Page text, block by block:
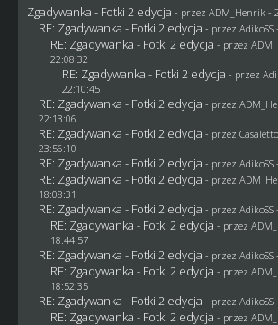
Zgadywanka - Fotki 2 edycja - przez ADM_Henrik -
RE: Zgadywanka - Fotki 2 edycja - przez AdikoSS
RE: Zgadywanka - Fotki 2 edycja - przez
22:08:32
RE: Zgadywanka - Fotki 2 edycja - przez
22:10:45
RE: Zgadywanka - Fotki 2 edycja - przez
22:13:06
RE: Zgadywanka - Fotki 2 edycja - przez Casaletto
23:56:10
RE: Zgadywanka - Fotki 2 edycja - przez AdikoSS
RE: Zgadywanka - Fotki 2 edycja - przez
18:08:31
RE: Zgadywanka - Fotki 2 edycja - przez AdikoSS
RE: Zgadywanka - Fotki 2 edycja - przez
18:44:57
RE: Zgadywanka - Fotki 2 edycja - przez AdikoSS
RE: Zgadywanka - Fotki 2 edycja - przez
18:52:35
RE: Zgadywanka - Fotki 2 edycja - przez AdikoSS
RE: Zgadywanka - Fotki 2 edycja - przez